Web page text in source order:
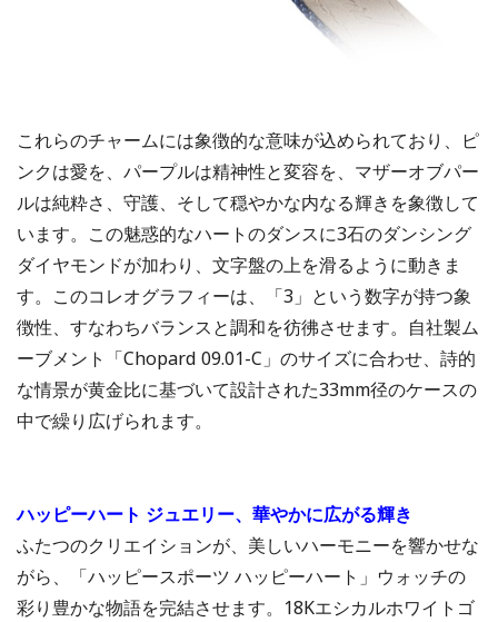
これらのチャームには象徴的な意味が込められており、ピ
ンクは愛を、パープルは精神性と変容を、マザーオブパー
ルは純粋さ、守護、そして穏やかな内なる輝きを象徴して
います。この魅惑的なハートのダンスに3石のダンシング
ダイヤモンドが加わり、文字盤の上を滑るように動きま
す。このコレオグラフィーは、「3」という数字が持つ象
徴性、すなわちバランスと調和を彷彿させます。自社製ム
ーブメント「Chopard 09.01-C」のサイズに合わせ、詩的
な情景が黄金比に基づいて設計された33mm径のケースの
中で繰り広げられます。
ハッピーハート ジュエリー、華やかに広がる輝き
ふたつのクリエイションが、美しいハーモニーを響かせな
がら、「ハッピースポーツ ハッピーハート」ウォッチの
彩り豊かな物語を完結させます。18Kエシカルホワイトゴ